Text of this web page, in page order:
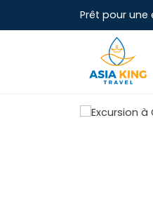
Prêt pour une